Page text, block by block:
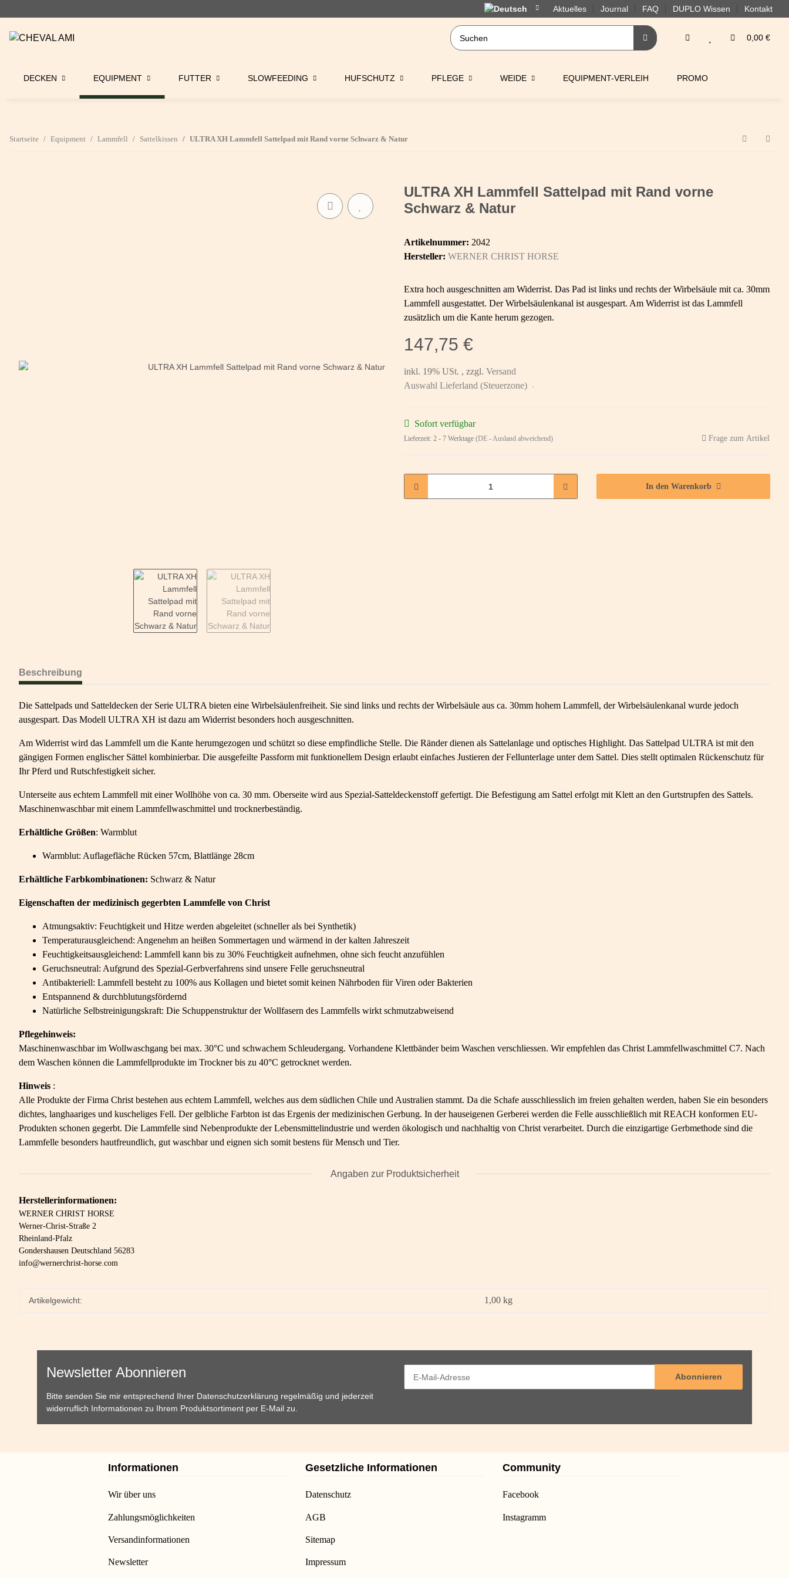
Aktuelles Journal FAQ DUPLO Wissen Kontakt
0,00 €
DECKEN EQUIPMENT FUTTER SLOWFEEDING HUFSCHUTZ PFLEGE WEIDE EQUIPMENT-VERLEIH PROMO
Startseite Equipment Lammfell Sattelkissen ULTRA XH Lammfell Sattelpad mit Rand vorne Schwarz & Natur
ULTRA XH Lammfell Sattelpad mit Rand vorne
Schwarz & Natur
Artikelnummer: 2042
Hersteller: WERNER CHRIST HORSE
Extra hoch ausgeschnitten am Widerrist. Das Pad ist links und rechts der Wirbelsäule mit ca. 30mm
Lammfell ausgestattet. Der Wirbelsäulenkanal ist ausgespart. Am Widerrist ist das Lammfell
zusätzlich um die Kante herum gezogen.
147,75 €
inkl. 19% USt. , zzgl. Versand
Auswahl Lieferland (Steuerzone)
Sofort verfügbar
Lieferzeit: 2 - 7 Werktage (DE - Ausland abweichend) Frage zum Artikel
In den Warenkorb
Beschreibung
Die Sattelpads und Satteldecken der Serie ULTRA bieten eine Wirbelsäulenfreiheit. Sie sind links und rechts der Wirbelsäule aus ca. 30mm hohem Lammfell, der Wirbelsäulenkanal wurde jedoch
ausgespart. Das Modell ULTRA XH ist dazu am Widerrist besonders hoch ausgeschnitten.
Am Widerrist wird das Lammfell um die Kante herumgezogen und schützt so diese empfindliche Stelle. Die Ränder dienen als Sattelanlage und optisches Highlight. Das Sattelpad ULTRA ist mit den
gängigen Formen englischer Sättel kombinierbar. Die ausgefeilte Passform mit funktionellem Design erlaubt einfaches Justieren der Fellunterlage unter dem Sattel. Dies stellt optimalen Rückenschutz für
Ihr Pferd und Rutschfestigkeit sicher.
Unterseite aus echtem Lammfell mit einer Wollhöhe von ca. 30 mm. Oberseite wird aus Spezial-Satteldeckenstoff gefertigt. Die Befestigung am Sattel erfolgt mit Klett an den Gurtstrupfen des Sattels.
Maschinenwaschbar mit einem Lammfellwaschmittel und trocknerbeständig.
Erhältliche Größen: Warmblut
Warmblut: Auflagefläche Rücken 57cm, Blattlänge 28cm
Erhältliche Farbkombinationen: Schwarz & Natur
Eigenschaften der medizinisch gegerbten Lammfelle von Christ
Atmungsaktiv: Feuchtigkeit und Hitze werden abgeleitet (schneller als bei Synthetik)
Temperaturausgleichend: Angenehm an heißen Sommertagen und wärmend in der kalten Jahreszeit
Feuchtigkeitsausgleichend: Lammfell kann bis zu 30% Feuchtigkeit aufnehmen, ohne sich feucht anzufühlen
Geruchsneutral: Aufgrund des Spezial-Gerbverfahrens sind unsere Felle geruchsneutral
Antibakteriell: Lammfell besteht zu 100% aus Kollagen und bietet somit keinen Nährboden für Viren oder Bakterien
Entspannend & durchblutungsfördernd
Natürliche Selbstreinigungskraft: Die Schuppenstruktur der Wollfasern des Lammfells wirkt schmutzabweisend
Pflegehinweis:
Maschinenwaschbar im Wollwaschgang bei max. 30°C und schwachem Schleudergang. Vorhandene Klettbänder beim Waschen verschliessen. Wir empfehlen das Christ Lammfellwaschmittel C7. Nach
dem Waschen können die Lammfellprodukte im Trockner bis zu 40°C getrocknet werden.
Hinweis :
Alle Produkte der Firma Christ bestehen aus echtem Lammfell, welches aus dem südlichen Chile und Australien stammt. Da die Schafe ausschliesslich im freien gehalten werden, haben Sie ein besonders
dichtes, langhaariges und kuscheliges Fell. Der gelbliche Farbton ist das Ergenis der medizinischen Gerbung. In der hauseigenen Gerberei werden die Felle ausschließlich mit REACH konformen EU-
Produkten schonen gegerbt. Die Lammfelle sind Nebenprodukte der Lebensmittelindustrie und werden ökologisch und nachhaltig von Christ verarbeitet. Durch die einzigartige Gerbmethode sind die
Lammfelle besonders hautfreundlich, gut waschbar und eignen sich somit bestens für Mensch und Tier.
Angaben zur Produktsicherheit
Herstellerinformationen:
WERNER CHRIST HORSE
Werner-Christ-Straße 2
Rheinland-Pfalz
Gondershausen Deutschland 56283
info@wernerchrist-horse.com
Artikelgewicht: 1,00 kg
Newsletter Abonnieren
Bitte senden Sie mir entsprechend Ihrer Datenschutzerklärung regelmäßig und jederzeit
widerruflich Informationen zu Ihrem Produktsortiment per E-Mail zu.
Abonnieren
Informationen
Wir über uns
Zahlungsmöglichkeiten
Versandinformationen
Newsletter
Gesetzliche Informationen
Datenschutz
AGB
Sitemap
Impressum
Community
Facebook
Instagramm